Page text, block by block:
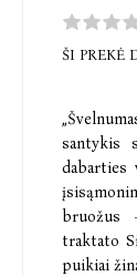
ŠI PREKĖ
santykis
dabarties
bruožus
traktato
puikiai